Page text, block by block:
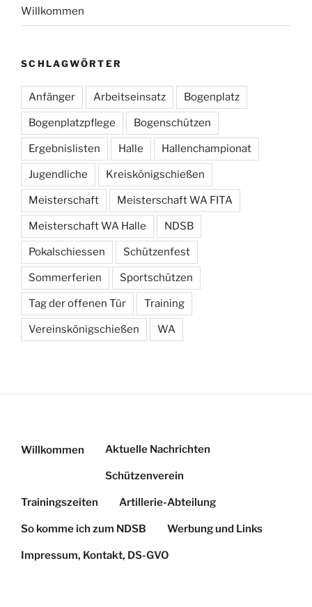
Willkommen
SCHLAGWÖRTER
Anfänger Arbeitseinsatz Bogenplatz
Bogenplatzpflege Bogenschützen
Ergebnislisten Halle Hallenchampionat
Jugendliche Kreiskönigschießen
Meisterschaft Meisterschaft WA FITA
Meisterschaft WA Halle NDSB
Pokalschiessen Schützenfest
Sommerferien Sportschützen
Tag der offenen Tür Training
Vereinskönigschießen WA
Willkommen Aktuelle Nachrichten
Schützenverein
Trainingszeiten Artillerie-Abteilung
So komme ich zum NDSB Werbung und Links
Impressum, Kontakt, DS-GVO